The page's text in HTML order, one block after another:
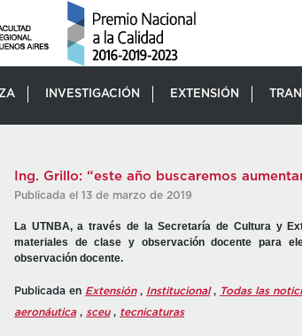
INVESTIGACIÓN EXTENSIÓN
Ing. Grillo: “este año buscaremos
Publicada el 13 de marzo de 2019
La UTNBA, a través de la Secretaría de Cultura y
materiales de clase y observación docente para
observación docente.
Publicada en Extensión, Institucional, Todas las
aeronáutica, sceu, tecnicaturas